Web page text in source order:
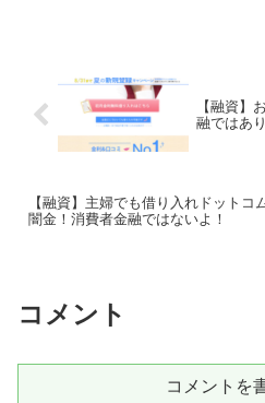
【融資】
融ではあ
【融資】主婦でも借り入れドットコ
闇金！消費者金融ではないよ！
コメント
コメントを